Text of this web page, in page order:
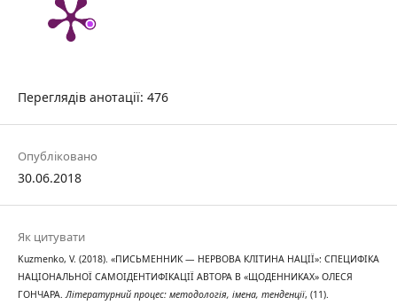
Переглядів анотації: 476
Опубліковано
30.06.2018
Як цитувати
Kuzmenko, V. (2018). «ПИСЬМЕННИК — НЕРВОВА КЛІТИНА НАЦІЇ»: СПЕЦИФІКА
НАЦІОНАЛЬНОЇ САМОІДЕНТИФІКАЦІЇ АВТОРА В «ЩОДЕННИКАХ» ОЛЕСЯ
ГОНЧАРА.Літературний процес: методологія, імена, тенденції, (11).